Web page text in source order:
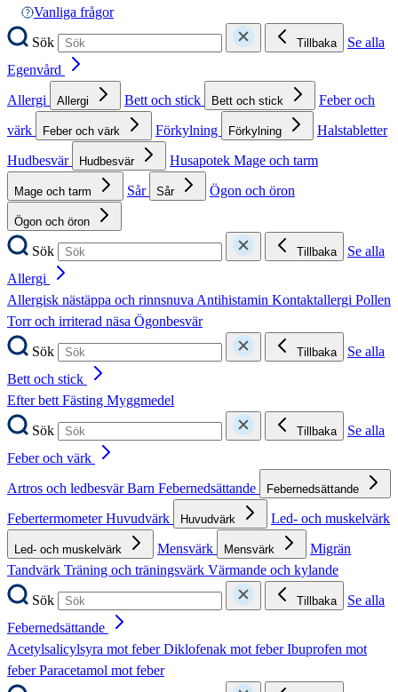
Vanliga frågor
Sök
Tillbaka
Se alla
Egenvård
Allergi
Allergi Bett och stick Bett och stick
Feber och
värk
Feber och värk Förkylning Förkylning
Halstabletter
Hudbesvär
Hudbesvär Husapotek Mage och tarm
Mage och tarm Sår Sår Ögon och öron
Ögon och öron
Sök Tillbaka
Se alla
Allergi
Allergisk nästäppa och rinnsnuvaAntihistamin Kontaktallergi Pollen
Torr och irriterad näsa Ögonbesvär
Sök
Tillbaka
Se alla
Bett och stick
Efter bettFästing Myggmedel
Sök
Tillbaka
Se alla
Feber och värk
Artros och ledbesvärBarn Febernedsättande Febernedsättande
FebertermometerHuvudvärk Huvudvärk Led- och muskelvärk
Led- och muskelvärk Mensvärk Mensvärk
Migrän
Tandvärk Träning och träningsvärk Värmande och kylande
Sök
Tillbaka
Se alla
Febernedsättande
Acetylsalicylsyra mot feberDiklofenak mot feberIbuprofen mot
feberParacetamol mot feber